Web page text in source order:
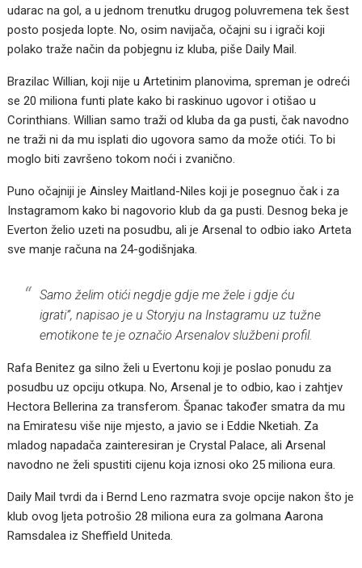
udarac na gol, a u jednom trenutku drugog poluvremena tek šest
posto posjeda lopte. No, osim navijača, očajni su i igrači koji
polako traže način da pobjegnu iz kluba, piše Daily Mail.
Brazilac Willian, koji nije u Artetinim planovima, spreman je odreći
se 20 miliona funti plate kako bi raskinuo ugovor i otišao u
Corinthians. Willian samo traži od kluba da ga pusti, čak navodno
ne traži ni da mu isplati dio ugovora samo da može otići. To bi
moglo biti završeno tokom noći i zvanično.
Puno očajniji je Ainsley Maitland-Niles koji je posegnuo čak i za
Instagramom kako bi nagovorio klub da ga pusti. Desnog beka je
Everton želio uzeti na posudbu, ali je Arsenal to odbio iako Arteta
sve manje računa na 24-godišnjaka.
Samo želim otići negdje gdje me žele i gdje ću
igrati”, napisao je u Storyju na Instagramu uz tužne
emotikone te je označio Arsenalov službeni profil.
Rafa Benitez ga silno želi u Evertonu koji je poslao ponudu za
posudbu uz opciju otkupa. No, Arsenal je to odbio, kao i zahtjev
Hectora Bellerina za transferom. Španac također smatra da mu
na Emiratesu više nije mjesto, a javio se i Eddie Nketiah. Za
mladog napadača zainteresiran je Crystal Palace, ali Arsenal
navodno ne želi spustiti cijenu koja iznosi oko 25 miliona eura.
Daily Mail tvrdi da i Bernd Leno razmatra svoje opcije nakon što je
klub ovog ljeta potrošio 28 miliona eura za golmana Aarona
Ramsdalea iz Sheffield Uniteda.